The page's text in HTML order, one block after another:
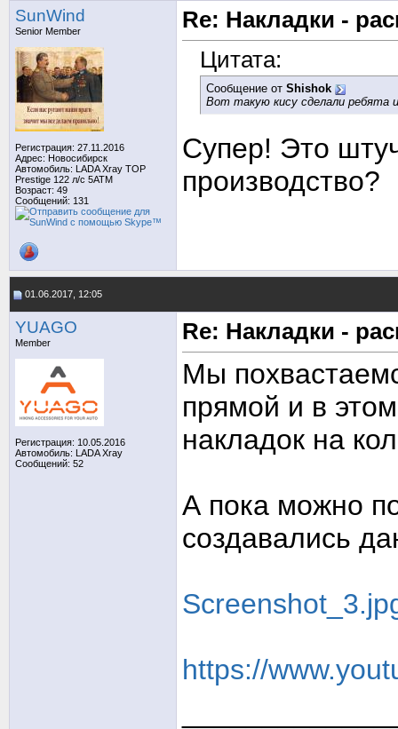
SunWind
Senior Member
Регистрация: 27.11.2016
Адрес: Новосибирск
Автомобиль: LADA Xray TOP
Prestige 122 л/с 5АТМ
Возраст: 49
Сообщений: 131
Re: Накладки -
Цитата:
Сообщение от Shishok
Вот такую кису сделали ребята
Супер! Это
производство?
01.06.2017, 12:05
YUAGO
Member
Регистрация: 10.05.2016
Автомобиль: LADA Xray
Сообщений: 52
Re: Накладки -
Мы
прямой и в
накладок на
А пока можно
создавались
https://